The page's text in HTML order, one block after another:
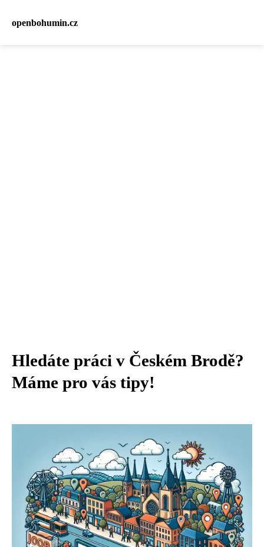
openbohumin.cz
Hledáte práci v Českém Brodě?
Máme pro vás tipy!